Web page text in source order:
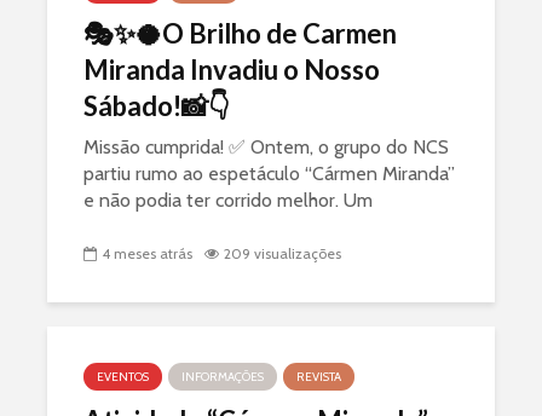
🎭✨🥥O Brilho de Carmen
Miranda Invadiu o Nosso
Sábado!📸👇
Missão cumprida! ✅ Ontem, o grupo do NCS
partiu rumo ao espetáculo “Cármen Miranda”
e não podia ter corrido melhor. Um
participantes pela pontualidade e pela
4 meses atrás 209 visualizações
EVENTOS INFORMAÇÕES REVISTA